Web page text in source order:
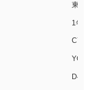
東風
1年